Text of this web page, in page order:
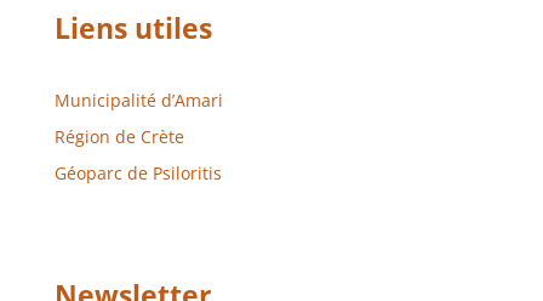
Liens utiles
Municipalité d’Amari
Région de Crète
Géoparc de Psiloritis